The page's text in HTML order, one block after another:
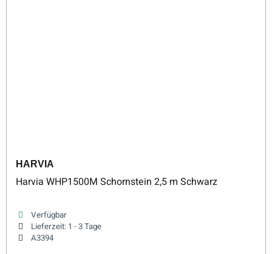
HARVIA
Harvia WHP1500M Schornstein 2,5 m Schwarz
Verfügbar
Lieferzeit: 1 - 3 Tage
A3394